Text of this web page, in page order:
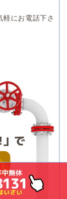
にお電話下さ